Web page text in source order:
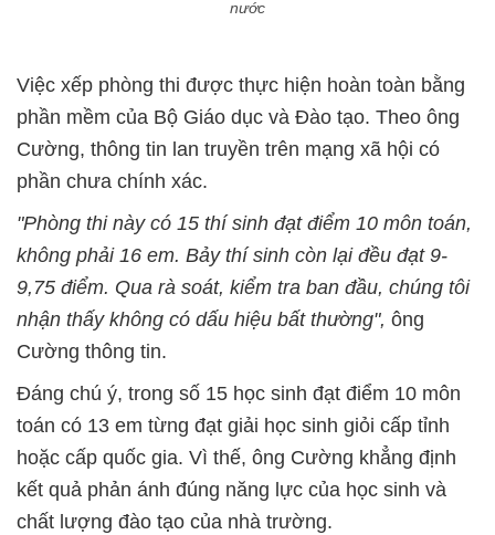
nước
Việc xếp phòng thi được thực hiện hoàn toàn bằng
phần mềm của Bộ Giáo dục và Đào tạo. Theo ông
Cường, thông tin lan truyền trên mạng xã hội có
phần chưa chính xác.
"Phòng thi này có 15 thí sinh đạt điểm 10 môn toán,
không phải 16 em. Bảy thí sinh còn lại đều đạt 9-
9,75 điểm. Qua rà soát, kiểm tra ban đầu, chúng tôi
nhận thấy không có dấu hiệu bất thường", ông
Cường thông tin.
Đáng chú ý, trong số 15 học sinh đạt điểm 10 môn
toán có 13 em từng đạt giải học sinh giỏi cấp tỉnh
hoặc cấp quốc gia. Vì thế, ông Cường khẳng định
kết quả phản ánh đúng năng lực của học sinh và
chất lượng đào tạo của nhà trường.